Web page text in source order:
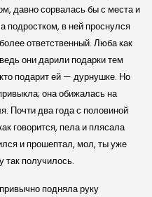
давно сорвалась бы с места и
подростком, в ней проснулся
ответственный. Люба как
они дарили подарки тем
подарит ей — дурнушке. Но
она обижалась на
Почти два года с половиной
говорится, пела и плясала
и прошептал, мол, ты уже
так получилось.
подняла руку